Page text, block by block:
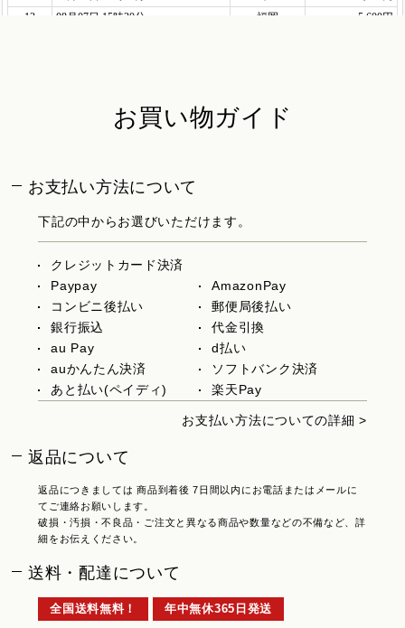
お買い物ガイド
お支払い方法について
下記の中からお選びいただけます。
クレジットカード決済
Paypay
AmazonPay
コンビニ後払い
郵便局後払い
銀行振込
代金引換
au Pay
d払い
auかんたん決済
ソフトバンク決済
あと払い(ペイディ)
楽天Pay
お支払い方法についての詳細 >
返品について
返品につきましては 商品到着後 7日間以内にお電話またはメールに
てご連絡お願いします。
破損・汚損・不良品・ご注文と異なる商品や数量などの不備など、詳
細をお伝えください。
送料・配達について
全国送料無料！ 年中無休365日発送